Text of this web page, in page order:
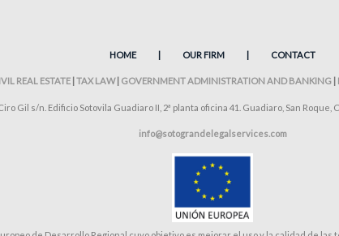
HOME | OUR FIRM | CONTACT
REAL ESTATE TAX LAW| GOVERNMENT ADMINISTRATION AND BANKING
Gil s/n. Edificio Sotovila Guadiaro II, 2ª planta oficina 41. Guadiaro, San Roque,
info@sotograndelegalservices.com